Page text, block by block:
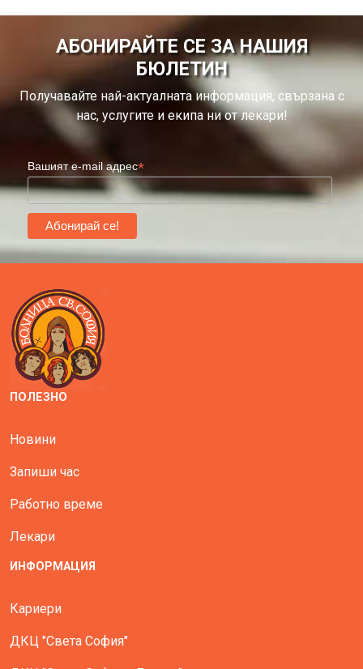
АБОНИРАЙТЕ СЕ ЗА НАШИЯ
БЮЛЕТИН
Получавайте най-актуалната информация, свързана с
нас, услугите и екипа ни от лекари!
Вашият e-mail адрес*
ПОЛЕЗНО
Новини
Запиши час
Работно време
Лекари
ИНФОРМАЦИЯ
Кариери
ДКЦ "Света София"